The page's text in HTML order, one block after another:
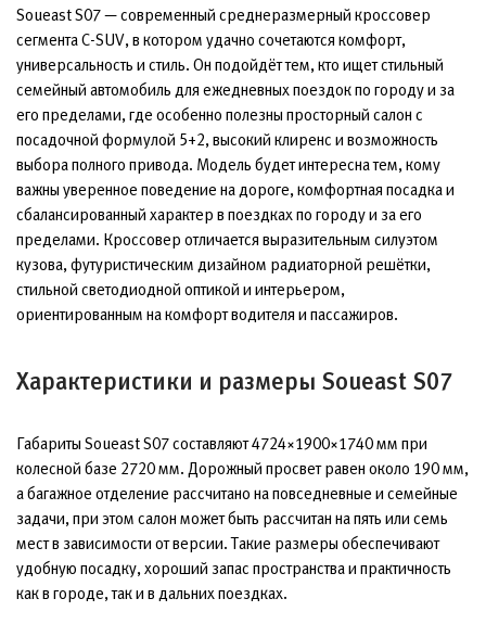
Soueast S07 — современный среднеразмерный кроссовер
сегмента C-SUV, в котором удачно сочетаются комфорт,
универсальность и стиль. Он подойдёт тем, кто ищет стильный
семейный автомобиль для ежедневных поездок по городу и за
его пределами, где особенно полезны просторный салон с
посадочной формулой 5+2, высокий клиренс и возможность
выбора полного привода. Модель будет интересна тем, кому
важны уверенное поведение на дороге, комфортная посадка и
сбалансированный характер в поездках по городу и за его
пределами. Кроссовер отличается выразительным силуэтом
кузова, футуристическим дизайном радиаторной решётки,
стильной светодиодной оптикой и интерьером,
ориентированным на комфорт водителя и пассажиров.
Характеристики и размеры Soueast S07
Габариты Soueast S07 составляют 4724×1900×1740 мм при
колесной базе 2720 мм. Дорожный просвет равен около 190 мм,
а багажное отделение рассчитано на повседневные и семейные
задачи, при этом салон может быть рассчитан на пять или семь
мест в зависимости от версии. Такие размеры обеспечивают
удобную посадку, хороший запас пространства и практичность
как в городе, так и в дальних поездках.